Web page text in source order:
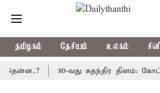
தமிழகம் தேசியம் உலகம்
80-வது சுதந்திர தினம்: கோட்டை